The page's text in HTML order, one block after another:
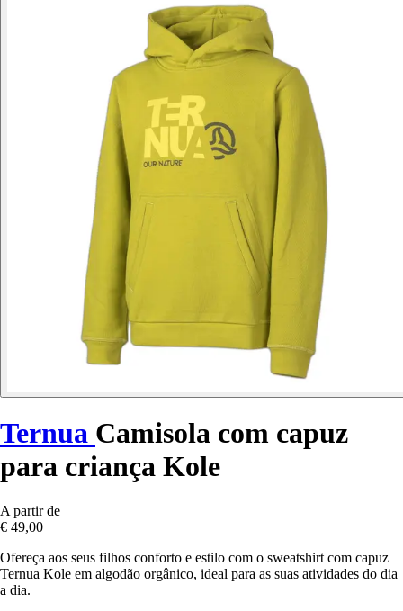
Ternua Camisola com capuz
para criança Kole
A partir de
€ 49,00
Ofereça aos seus filhos conforto e estilo com o sweatshirt com capuz
Ternua Kole em algodão orgânico, ideal para as suas atividades do dia
a dia.